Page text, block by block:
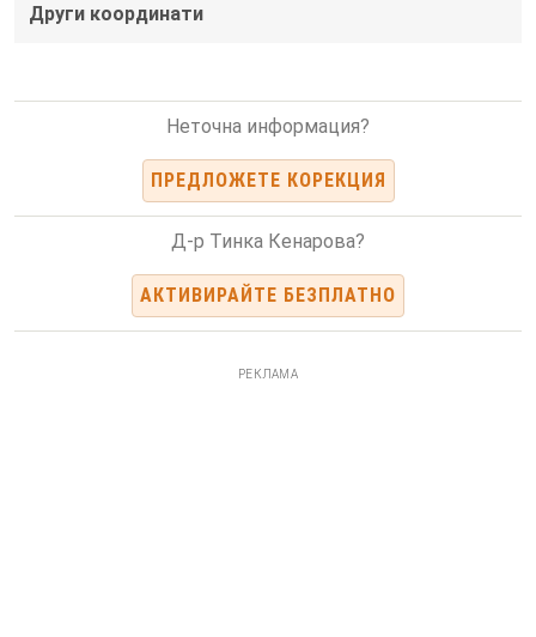
Други координати
Неточна информация?
ПРЕДЛОЖЕТЕ КОРЕКЦИЯ
Д-р Тинка Кенарова?
АКТИВИРАЙТЕ БЕЗПЛАТНО
РЕКЛАМА